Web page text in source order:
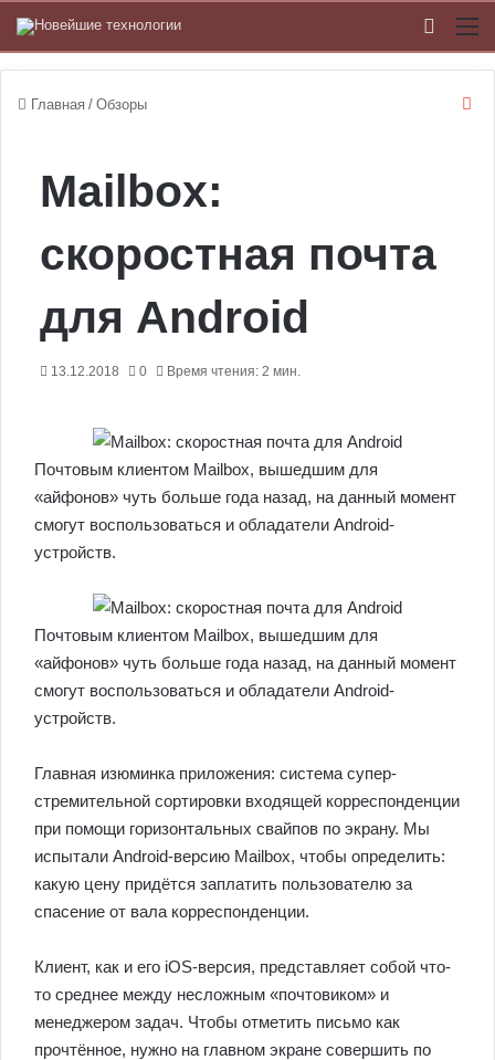
Главная / Обзоры
Mailbox:
скоростная почта
для Android
13.12.2018 0 Время чтения: 2 мин.
Почтовым клиентом Mailbox, вышедшим для
«айфонов» чуть больше года назад, на данный момент
смогут воспользоваться и обладатели Android-
устройств.
Почтовым клиентом Mailbox, вышедшим для
«айфонов» чуть больше года назад, на данный момент
смогут воспользоваться и обладатели Android-
устройств.
Главная изюминка приложения: система супер-
стремительной сортировки входящей корреспонденции
при помощи горизонтальных свайпов по экрану. Мы
испытали Android-версию Mailbox, чтобы определить:
какую цену придётся заплатить пользователю за
спасение от вала корреспонденции.
Клиент, как и его iOS-версия, представляет собой что-
то среднее между несложным «почтовиком» и
менеджером задач. Чтобы отметить письмо как
прочтённое, нужно на главном экране совершить по